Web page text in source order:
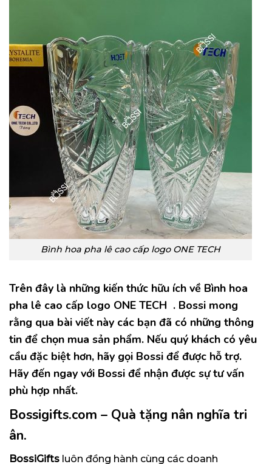
Bình hoa pha lê cao cấp logo ONE TECH
Trên đây là những kiến thức hữu ích về Bình hoa
pha lê cao cấp logo ONE TECH . Bossi mong
rằng qua bài viết này các bạn đã có những thông
tin để chọn mua sản phẩm. Nếu quý khách có yêu
cầu đặc biệt hơn, hãy gọi Bossi để được hỗ trợ.
Hãy đến ngay với Bossi để nhận được sự tư vấn
phù hợp nhất.
Bossigifts.com – Quà tặng nân nghĩa tri
ân.
BossiGifts luôn đồng hành cùng các doanh